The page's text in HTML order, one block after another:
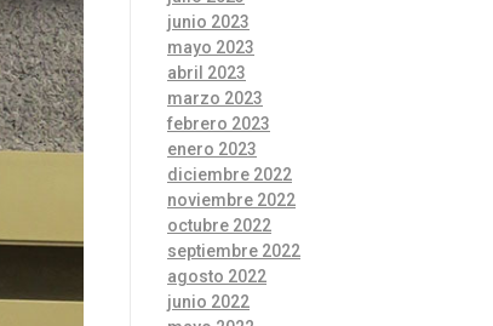
junio 2023
mayo 2023
abril 2023
marzo 2023
febrero 2023
enero 2023
diciembre 2022
noviembre 2022
octubre 2022
septiembre 2022
agosto 2022
junio 2022